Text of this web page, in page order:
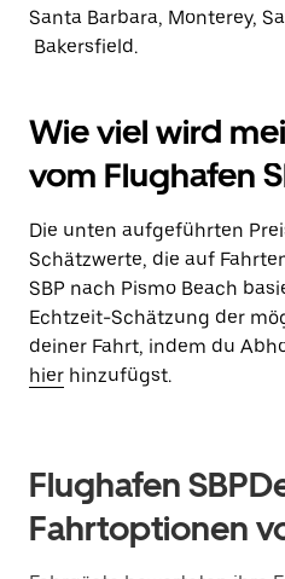
Santa Barbara, Monterey,
Bakersfield.
Wie viel wird
vom Flughafen
Die unten aufgeführten
Schätzwerte, die auf
SBP nach Pismo Beach
Echtzeit-Schätzung der
deiner Fahrt, indem du
hier hinzufügst.
Flughafen
Fahrtoptionen